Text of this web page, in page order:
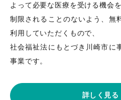
よって必要な医療を受ける機会を
制限されることのないよう、無
利用していただくもので、
社会福祉法にもとづき川崎市に
事業です。
詳しく見る